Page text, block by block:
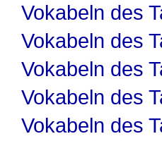
Vokabeln des
Vokabeln des
Vokabeln des
Vokabeln des
Vokabeln des